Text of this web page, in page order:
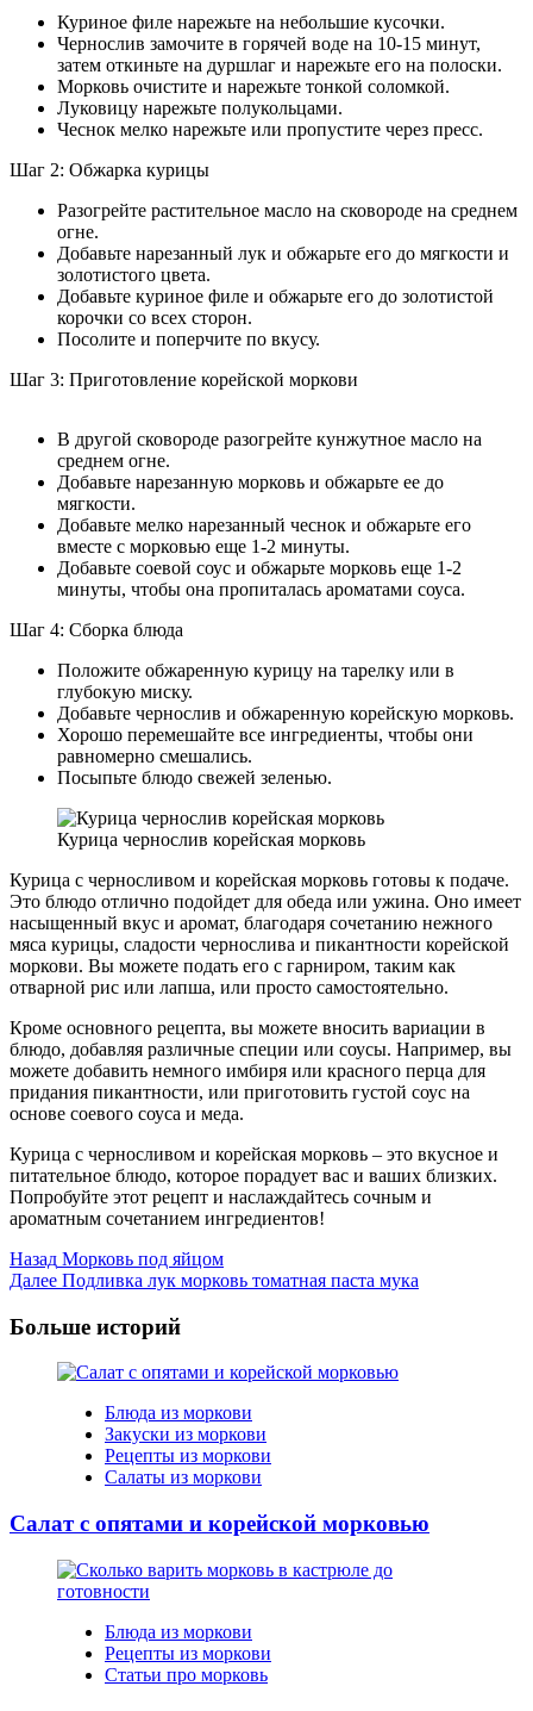
Куриное филе нарежьте на небольшие кусочки.
Чернослив замочите в горячей воде на 10-15 минут,
затем откиньте на дуршлаг и нарежьте его на полоски.
Морковь очистите и нарежьте тонкой соломкой.
Луковицу нарежьте полукольцами.
Чеснок мелко нарежьте или пропустите через пресс.
Шаг 2: Обжарка курицы
Разогрейте растительное масло на сковороде на среднем
огне.
Добавьте нарезанный лук и обжарьте его до мягкости и
золотистого цвета.
Добавьте куриное филе и обжарьте его до золотистой
корочки со всех сторон.
Посолите и поперчите по вкусу.
Шаг 3: Приготовление корейской моркови
В другой сковороде разогрейте кунжутное масло на
среднем огне.
Добавьте нарезанную морковь и обжарьте ее до
мягкости.
Добавьте мелко нарезанный чеснок и обжарьте его
вместе с морковью еще 1-2 минуты.
Добавьте соевой соус и обжарьте морковь еще 1-2
минуты, чтобы она пропиталась ароматами соуса.
Шаг 4: Сборка блюда
Положите обжаренную курицу на тарелку или в
глубокую миску.
Добавьте чернослив и обжаренную корейскую морковь.
Хорошо перемешайте все ингредиенты, чтобы они
равномерно смешались.
Посыпьте блюдо свежей зеленью.
Курица чернослив корейская морковь
Курица с черносливом и корейская морковь готовы к подаче.
Это блюдо отлично подойдет для обеда или ужина. Оно имеет
насыщенный вкус и аромат, благодаря сочетанию нежного
мяса курицы, сладости чернослива и пикантности корейской
моркови. Вы можете подать его с гарниром, таким как
отварной рис или лапша, или просто самостоятельно.
Кроме основного рецепта, вы можете вносить вариации в
блюдо, добавляя различные специи или соусы. Например, вы
можете добавить немного имбиря или красного перца для
придания пикантности, или приготовить густой соус на
основе соевого соуса и меда.
Курица с черносливом и корейская морковь – это вкусное и
питательное блюдо, которое порадует вас и ваших близких.
Попробуйте этот рецепт и наслаждайтесь сочным и
ароматным сочетанием ингредиентов!
Post
Navigation
Назад Морковь под яйцом
Далее Подливка лук морковь томатная паста мука
Больше историй
Блюда из моркови
Закуски из моркови
Рецепты из моркови
Салаты из моркови
Салат с опятами и корейской морковью
Блюда из моркови
Рецепты из моркови
Статьи про морковь